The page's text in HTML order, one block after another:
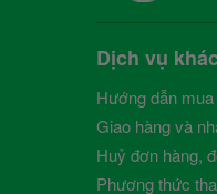
Dịch vụ
Hướng dẫn
Giao hàng và
Huỷ đơn hàng,
Phương thức